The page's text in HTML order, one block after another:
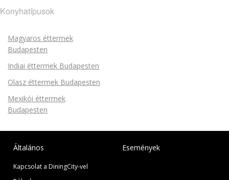
Konyhatípusok
Magyaros éttermek
Budapesten
Indiai éttermek Budapesten
Olasz éttermek Budapesten
Mexikói éttermek
Budapesten
Általános
Kapcsolat a DiningCity-vel
Események